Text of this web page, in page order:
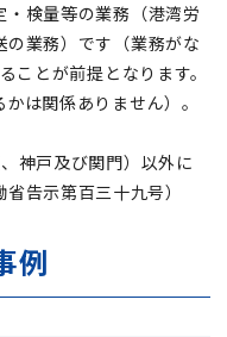
検量等の業務（港湾労
業務）です（業務がな
とが前提となります。
は関係ありません）。
神戸及び関門）以外に
告示第百三十九号）
例